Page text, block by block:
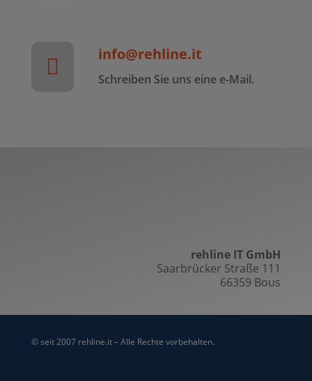

info@rehline.it
Schreiben Sie uns eine e-Mail.
rehline IT GmbH
Saarbrücker Straße 111
66359 Bous
© seit 2007 rehline.it – Alle Rechte vorbehalten.